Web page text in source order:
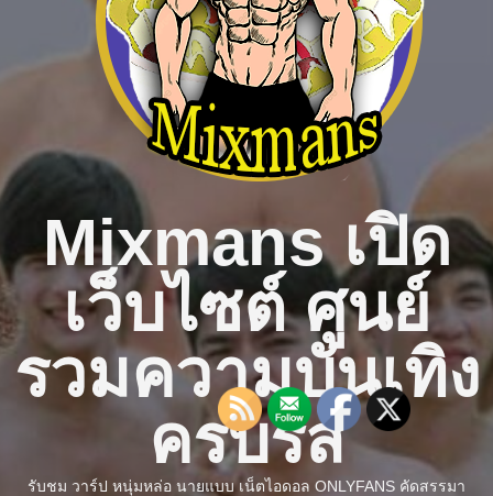
Mixmans เปิด
เว็บไซต์ ศูนย์
รวมความบันเทิง
ครบรส
รับชม วาร์ป หนุ่มหล่อ นายแบบ เน็ตไอดอล ONLYFANS คัดสรรมา